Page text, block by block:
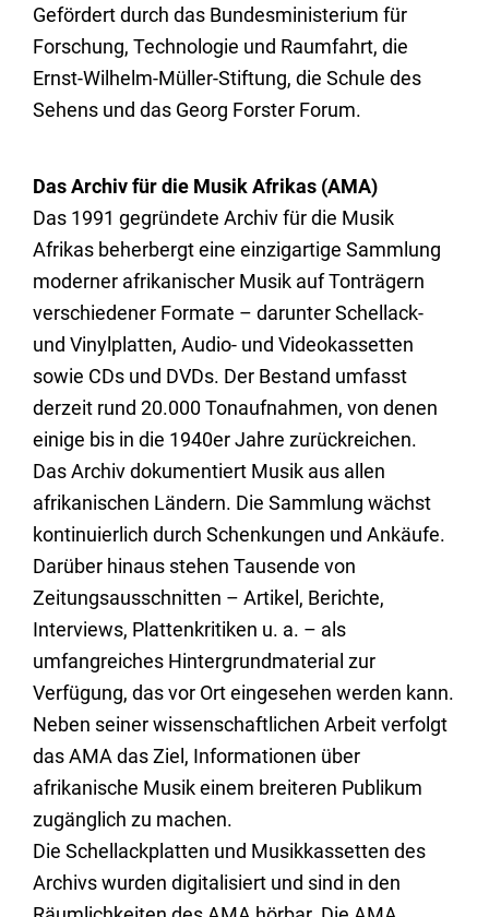
Gefördert durch das Bundesministerium für
Forschung, Technologie und Raumfahrt, die
Ernst-Wilhelm-Müller-Stiftung, die Schule des
Sehens und das Georg Forster Forum.
Das Archiv für die Musik Afrikas (AMA)
Das 1991 gegründete Archiv für die Musik
Afrikas beherbergt eine einzigartige Sammlung
moderner afrikanischer Musik auf Tonträgern
verschiedener Formate – darunter Schellack-
und Vinylplatten, Audio- und Videokassetten
sowie CDs und DVDs. Der Bestand umfasst
derzeit rund 20.000 Tonaufnahmen, von denen
einige bis in die 1940er Jahre zurückreichen.
Das Archiv dokumentiert Musik aus allen
afrikanischen Ländern. Die Sammlung wächst
kontinuierlich durch Schenkungen und Ankäufe.
Darüber hinaus stehen Tausende von
Zeitungsausschnitten – Artikel, Berichte,
Interviews, Plattenkritiken u. a. – als
umfangreiches Hintergrundmaterial zur
Verfügung, das vor Ort eingesehen werden kann.
Neben seiner wissenschaftlichen Arbeit verfolgt
das AMA das Ziel, Informationen über
afrikanische Musik einem breiteren Publikum
zugänglich zu machen.
Die Schellackplatten und Musikkassetten des
Archivs wurden digitalisiert und sind in den